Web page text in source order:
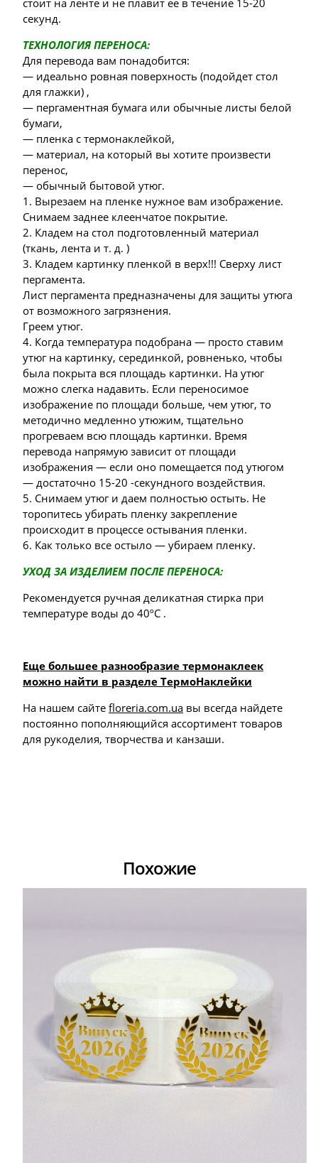
стоит на ленте и не плавит ее в течение 15-20
секунд.
ТЕХНОЛОГИЯ ПЕРЕНОСА:
Для перевода вам понадобится:
— идеально ровная поверхность (подойдет стол
для глажки) ,
— пергаментная бумага или обычные листы белой
бумаги,
— пленка с термонаклейкой,
— материал, на который вы хотите произвести
перенос,
— обычный бытовой утюг.
1. Вырезаем на пленке нужное вам изображение.
Снимаем заднее клеенчатое покрытие.
2. Кладем на стол подготовленный материал
(ткань, лента и т. д. )
3. Кладем картинку пленкой в верх!!! Сверху лист
пергамента.
Лист пергамента предназначены для защиты утюга
от возможного загрязнения.
Греем утюг.
4. Когда температура подобрана — просто ставим
утюг на картинку, серединкой, ровненько, чтобы
была покрыта вся площадь картинки. На утюг
можно слегка надавить. Если переносимое
изображение по площади больше, чем утюг, то
методично медленно утюжим, тщательно
прогреваем всю площадь картинки. Время
перевода напрямую зависит от площади
изображения — если оно помещается под утюгом
— достаточно 15-20 -секундного воздействия.
5. Снимаем утюг и даем полностью остыть. Не
торопитесь убирать пленку закрепление
происходит в процессе остывания пленки.
6. Как только все остыло — убираем пленку.
УХОД ЗА ИЗДЕЛИЕМ ПОСЛЕ ПЕРЕНОСА:
Рекомендуется ручная деликатная стирка при
температуре воды до 40ºС .
Еще большее разнообразие термонаклеек
можно найти в разделе ТермоНаклейки
На нашем сайте floreria.com.ua вы всегда найдете
постоянно пополняющийся ассортимент товаров
для рукоделия, творчества и канзаши.
Похожие